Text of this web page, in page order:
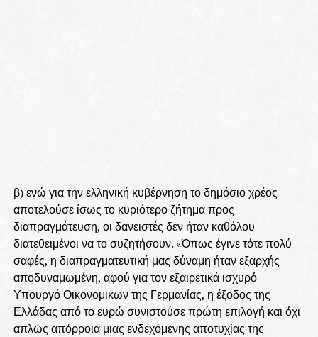
β) ενώ για την ελληνική κυβέρνηση το δημόσιο χρέος
αποτελούσε ίσως το κυριότερο ζήτημα προς
διαπραγμάτευση, οι δανειστές δεν ήταν καθόλου
διατεθειμένοι να το συζητήσουν. «Όπως έγινε τότε πολύ
σαφές, η διαπραγματευτική μας δύναμη ήταν εξαρχής
αποδυναμωμένη, αφού για τον εξαιρετικά ισχυρό
Υπουργό Οικονομικων της Γερμανίας, η έξοδος της
Ελλάδας από το ευρώ συνιστούσε πρώτη επιλογή και όχι
απλώς απόρροια μιας ενδεχόμενης αποτυχίας της